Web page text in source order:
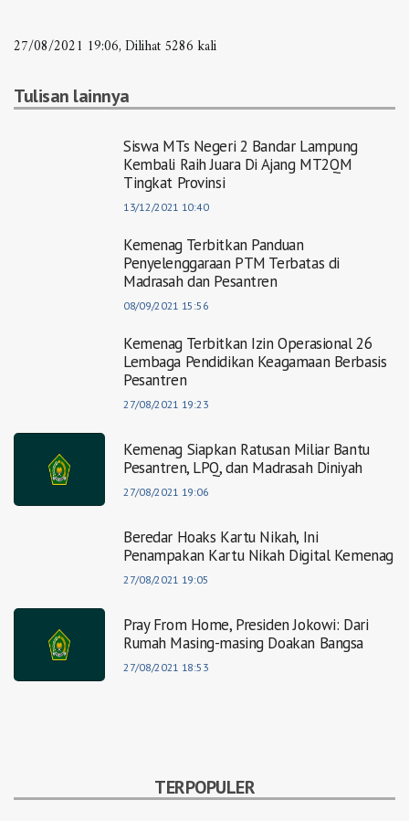
27/08/2021 19:06, Dilihat 5286 kali
Tulisan lainnya
Siswa MTs Negeri 2 Bandar Lampung
Kembali Raih Juara Di Ajang MT2QM
Tingkat Provinsi
13/12/2021 10:40
Kemenag Terbitkan Panduan
Penyelenggaraan PTM Terbatas di
Madrasah dan Pesantren
08/09/2021 15:56
Kemenag Terbitkan Izin Operasional 26
Lembaga Pendidikan Keagamaan Berbasis
Pesantren
27/08/2021 19:23
Kemenag Siapkan Ratusan Miliar Bantu
Pesantren, LPQ, dan Madrasah Diniyah
27/08/2021 19:06
Beredar Hoaks Kartu Nikah, Ini
Penampakan Kartu Nikah Digital Kemenag
27/08/2021 19:05
Pray From Home, Presiden Jokowi: Dari
Rumah Masing-masing Doakan Bangsa
27/08/2021 18:53
TERPOPULER